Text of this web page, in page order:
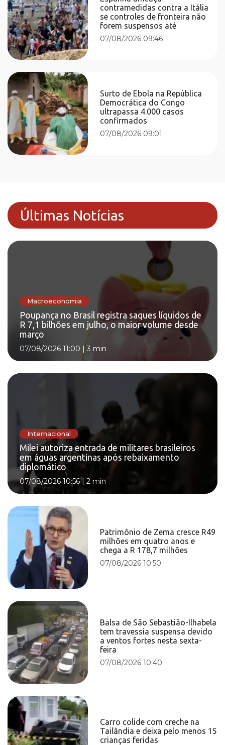
contramedidas contra a Itália
se controles de fronteira não
forem suspensos até
07/08/2026 09:46
Surto de Ebola na República
Democrática do Congo
ultrapassa 4.000 casos
confirmados
07/08/2026 09:01
Últimas Notícias
Macroeconomia
Poupança no Brasil registra saques líquidos de
R 7,1 bilhões em julho, o maior volume desde
março
07/08/2026 11:00 |3 min
Internacional
Milei autoriza entrada de militares brasileiros
em águas argentinas após rebaixamento
diplomático
07/08/2026 10:56| 2 min
Patrimônio de Zema cresce R49
milhões em quatro anos e
chega a R 178,7 milhões
07/08/2026 10:50
Balsa de São Sebastião-Ilhabela
tem travessia suspensa devido
a ventos fortes nesta sexta-
feira
07/08/2026 10:40
Carro colide com creche na
Tailândia e deixa pelo menos 15
crianças feridas